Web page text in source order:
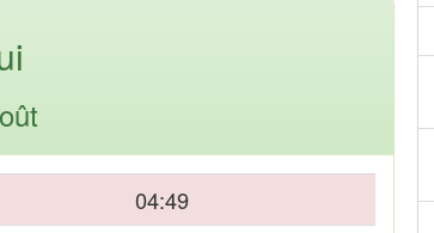
04:49